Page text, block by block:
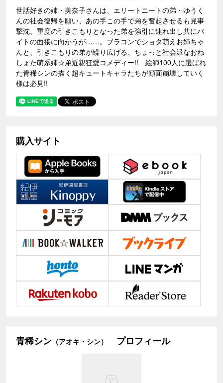
世話好きの姉・美奈子さんは、エリートニートの弟・ゆうく
んの社会復帰を願い、あの手この手で弟を奮起させるも見事
撃沈。重度の引きこもりとなった弟を強引に連れ出し共にバ
イトの面接に向かうが……。ブラコンでショタ萌えお姉ちゃ
んと、引きこもりの弟が繰り広げる、ちょっと社会派なおね
しょた萌系姉☆弟近親狂愛コメディー!! 絵師100人に選ばれ
た青稀シンの描く超キュートキャラたちが顔面崩壊していく
様は必見!!
購入サイト
青稀シン （アオキ・シン） プロフィール